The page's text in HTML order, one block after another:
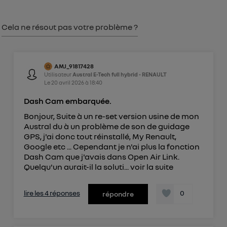
Cela ne résout pas votre problème ?
AMJ_91817428
Utilisateur Austral E-Tech full hybrid - RENAULT
Le 20 avril 2026à 18:40
Dash Cam embarquée.
Bonjour, Suite à un re-set version usine de mon
Austral du à un problème de son de guidage
GPS, j'ai donc tout réinstallé, My Renault,
Google etc ... Cependant je n'ai plus la fonction
Dash Cam que j'avais dans Open Air Link.
Quelqu'un aurait-il la soluti... voir la suite
lire les 4 réponses répondre 0
") ou via la page « gérer Utiq » en bas de ce site.
Pour plus d'informations, veuillez consulter